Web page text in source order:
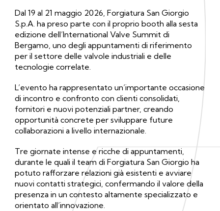
Dal 19 al 21 maggio 2026, Forgiatura San Giorgio
S.p.A. ha preso parte con il proprio booth alla sesta
edizione dell’International Valve Summit di
Bergamo, uno degli appuntamenti di riferimento
per il settore delle valvole industriali e delle
tecnologie correlate.
L’evento ha rappresentato un’importante occasione
di incontro e confronto con clienti consolidati,
fornitori e nuovi potenziali partner, creando
opportunità concrete per sviluppare future
collaborazioni a livello internazionale.
Tre giornate intense e ricche di appuntamenti,
durante le quali il team di Forgiatura San Giorgio ha
potuto rafforzare relazioni già esistenti e avviare
nuovi contatti strategici, confermando il valore della
presenza in un contesto altamente specializzato e
orientato all’innovazione.